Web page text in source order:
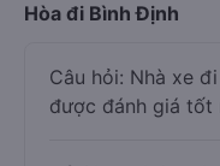
Hòa đi Bình Định
Câu hỏi: Nhà xe
được đánh giá tốt